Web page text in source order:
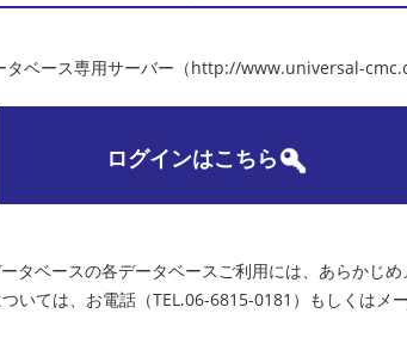
タベース専用サーバー（http://www.universal-
ログインはこちら
タベースの各データベースご利用には、あらかじめ
いては、お電話（TEL.06-6815-0181）もしくはメ